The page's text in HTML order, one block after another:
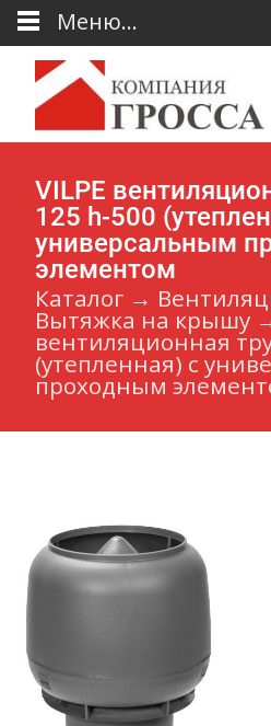
VILPE
125 h-500
универсальным
элементом
Каталог →
Вытяжка на крышу
вентиляционная
(утепленная) с
проходным
Меню...